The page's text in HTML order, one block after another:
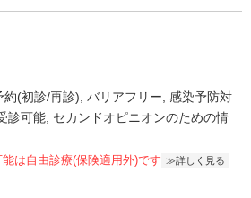
約(初診/再診) バリアフリー 感染予防対
診可能 セカンドオピニオンのための情
能は自由診療(保険適用外)です 詳しく見る